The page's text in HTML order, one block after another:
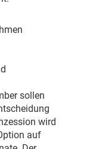
sollen
wird
auf